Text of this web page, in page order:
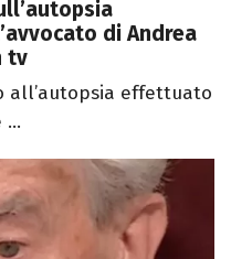
di Andrea
tv
effettuato
...